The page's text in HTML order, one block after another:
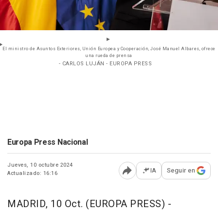
El ministro de Asuntos Exteriores, Unión Europea y Cooperación, José Manuel Albares, ofrece
una rueda de prensa
- CARLOS LUJÁN - EUROPA PRESS
Europa Press Nacional
Jueves, 10 octubre 2024
Actualizado: 16:16
Abrir opciones para
IA Seguir en
MADRID, 10 Oct. (EUROPA PRESS) -